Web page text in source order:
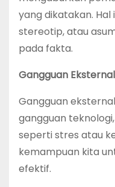
yang dikatakan.
stereotip, atau
pada fakta.
Gangguan
Gangguan
gangguan
seperti stres atau
kemampuan kita
efektif.